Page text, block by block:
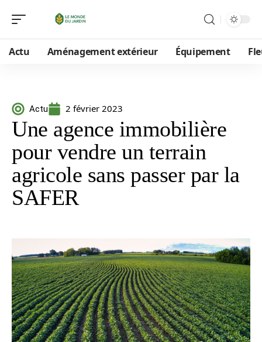
Actu Aménagement extérieur Équipement
Actu 2 février 2023
Une agence immobilière
pour vendre un terrain
agricole sans passer par la
SAFER